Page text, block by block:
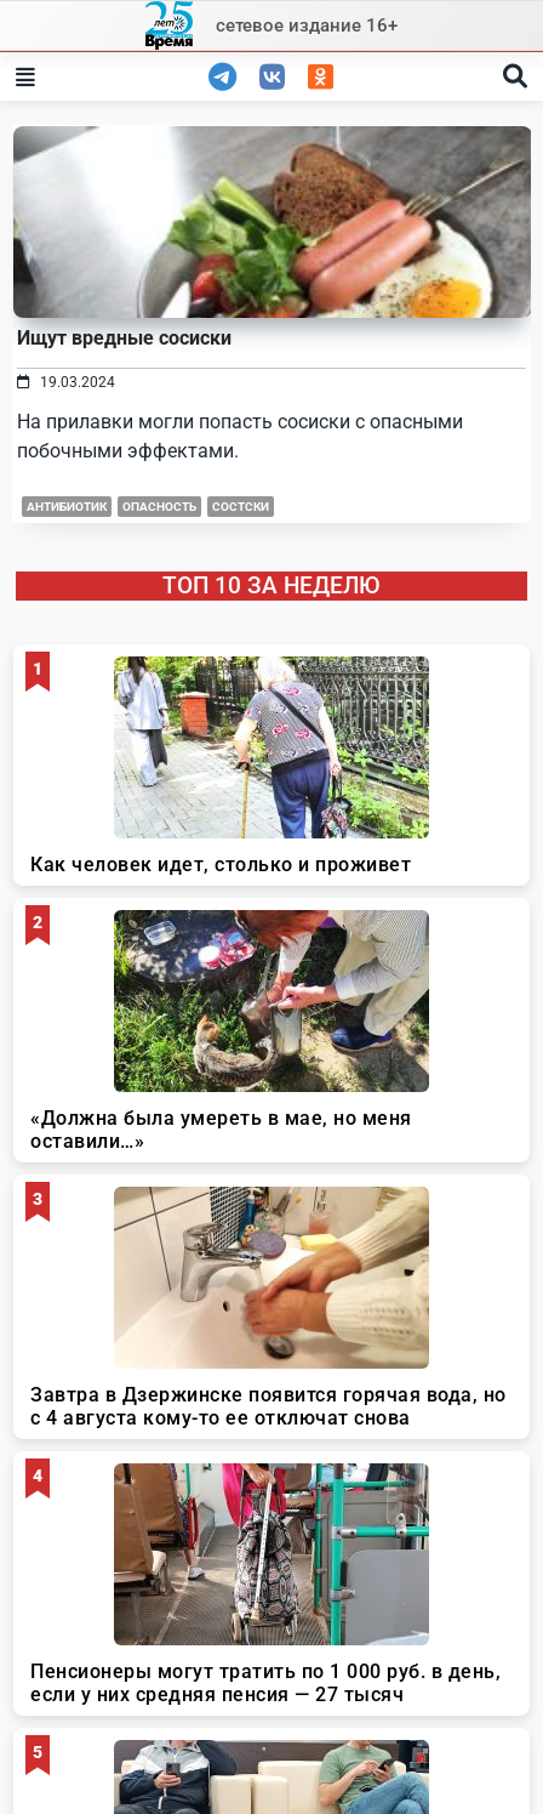
content
сетевое издание 16+
Ищут вредные сосиски
19.03.2024
На прилавки могли попасть сосиски с опасными
побочными эффектами.
АНТИБИОТИК ОПАСНОСТЬ СОСТСКИ
ТОП 10 ЗА НЕДЕЛЮ